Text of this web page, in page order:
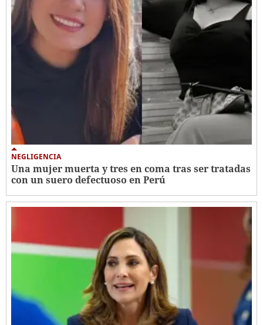
NEGLIGENCIA
Una mujer muerta y tres en coma tras ser tratadas
con un suero defectuoso en Perú